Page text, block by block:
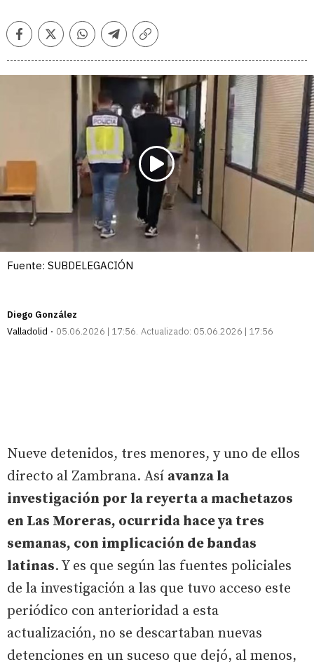
FacebookTwitterWhatsappTelegramCopiar
Fuente: SUBDELEGACIÓN
Diego González
Valladolid
05.06.2026 | 17:56 Actualizado: 05.06.2026 | 17:56
Nueve detenidos, tres menores, y uno de ellos
directo al Zambrana. Así avanza la
investigación por la reyerta a machetazos
en Las Moreras, ocurrida hace ya tres
semanas, con implicación de bandas
latinas. Y es que según las fuentes policiales
de la investigación a las que tuvo acceso este
periódico con anterioridad a esta
actualización, no se descartaban nuevas
detenciones en un suceso que dejó, al menos,